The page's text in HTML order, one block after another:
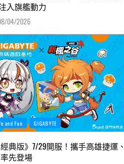
入旗艦動力
04/2026
and Fun GIGABYTE
典版》7/29開服！攜手高雄捷運、
先登場